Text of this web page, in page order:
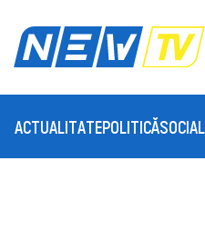
ACTUALITATEPOLITICĂSOCIAL